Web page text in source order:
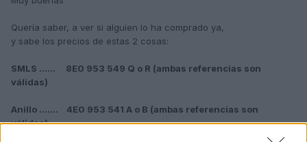
Quería saber, a ver si alguien lo ha comprado ya,
y sabe los precios de estas 2 cosas:
SMLS …… 8E0 953 549 Q o R (ambas referencias son
válidas)
Anillo ……. 4E0 953 541 A o B (ambas referencias son
válidas)
Son necesarias para poder instalar un volante multifunción en un